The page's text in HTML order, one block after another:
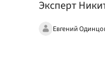
Эксперт
Евгений